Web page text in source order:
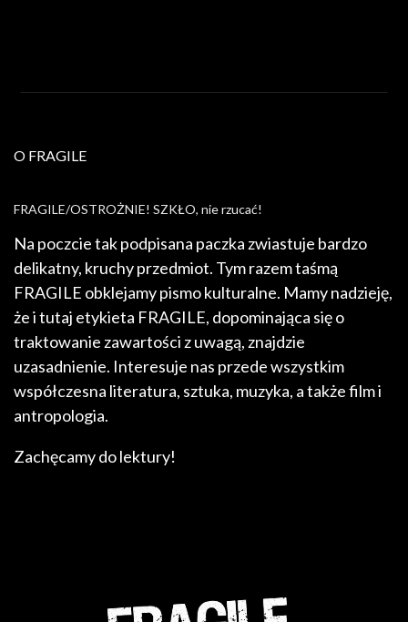
O FRAGILE
FRAGILE/OSTROŻNIE! SZKŁO, nie rzucać!
Na poczcie tak podpisana paczka zwiastuje bardzo
delikatny, kruchy przedmiot. Tym razem taśmą
FRAGILE obklejamy pismo kulturalne. Mamy nadzieję,
że i tutaj etykieta FRAGILE, dopominająca się o
traktowanie zawartości z uwagą, znajdzie
uzasadnienie. Interesuje nas przede wszystkim
współczesna literatura, sztuka, muzyka, a także film i
antropologia.
Zachęcamy do lektury!